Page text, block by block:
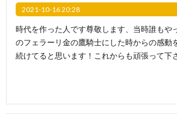
2021-10-16 20:28
時代を作った人です尊敬します、当時誰もや
のフェラーリ金の鷹騎士にした時からの感動
続けてると思います！これからも頑張って下